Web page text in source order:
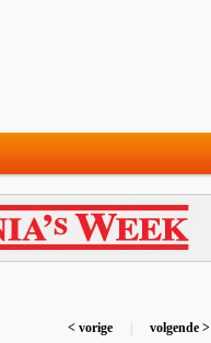
< vorige volgende >